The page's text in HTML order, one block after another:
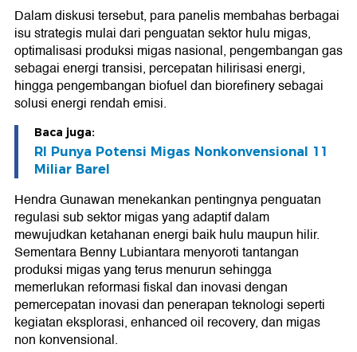
Dalam diskusi tersebut, para panelis membahas berbagai
isu strategis mulai dari penguatan sektor hulu migas,
optimalisasi produksi migas nasional, pengembangan gas
sebagai energi transisi, percepatan hilirisasi energi,
hingga pengembangan biofuel dan biorefinery sebagai
solusi energi rendah emisi.
Baca juga:
RI Punya Potensi Migas Nonkonvensional 11
Miliar Barel
Hendra Gunawan menekankan pentingnya penguatan
regulasi sub sektor migas yang adaptif dalam
mewujudkan ketahanan energi baik hulu maupun hilir.
Sementara Benny Lubiantara menyoroti tantangan
produksi migas yang terus menurun sehingga
memerlukan reformasi fiskal dan inovasi dengan
pemercepatan inovasi dan penerapan teknologi seperti
kegiatan eksplorasi, enhanced oil recovery, dan migas
non konvensional.